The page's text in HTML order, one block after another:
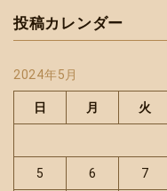
投稿カレンダー
2024年5月
日 月 火
5 6 7